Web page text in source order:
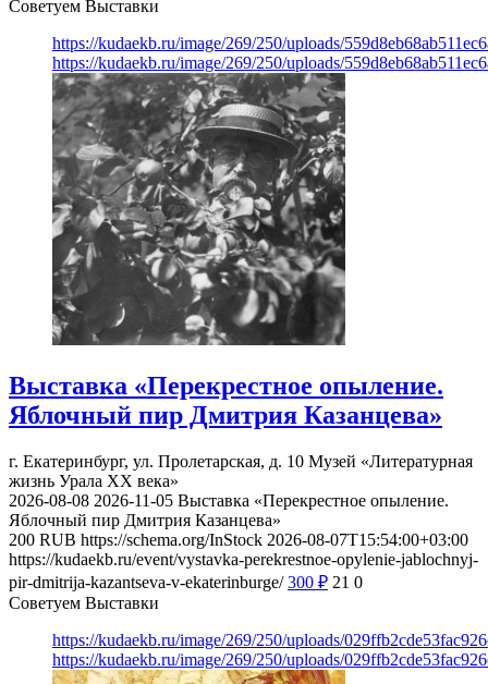
Советуем Выставки
https://kudaekb.ru/image/269/250/uploads/
https://kudaekb.ru/image/269/250/uploads/
Выставка «Перекрестное опыление.
Яблочный пир Дмитрия Казанцева»
г. Екатеринбург, ул. Пролетарская, д. 10 Музей «Литературная
жизнь Урала ХХ века»
2026-08-08 2026-11-05 Выставка «Перекрестное опыление.
Яблочный пир Дмитрия Казанцева»
200 RUB https://schema.org/InStock 2026-08-07T15:54:00+03:00
https://kudaekb.ru/event/vystavka-perekrestnoe-opylenie-jablochnyj-
pir-dmitrija-kazantseva-v-ekaterinburge/ 300 ₽ 21 0
Советуем Выставки
https://kudaekb.ru/image/269/250/uploads/
https://kudaekb.ru/image/269/250/uploads/